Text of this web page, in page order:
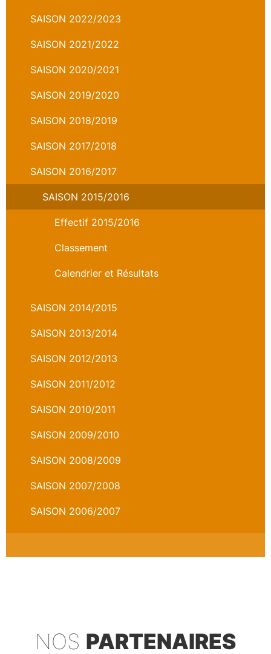
SAISON 2022/2023
SAISON 2021/2022
SAISON 2020/2021
SAISON 2019/2020
SAISON 2018/2019
SAISON 2017/2018
SAISON 2016/2017
SAISON 2015/2016
Effectif 2015/2016
Classement
Calendrier et Résultats
SAISON 2014/2015
SAISON 2013/2014
SAISON 2012/2013
SAISON 2011/2012
SAISON 2010/2011
SAISON 2009/2010
SAISON 2008/2009
SAISON 2007/2008
SAISON 2006/2007
NOS PARTENAIRES